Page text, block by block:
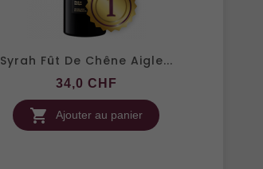
Syrah Fût De Chêne Aigle...
34,0 CHF
 Ajouter au panier